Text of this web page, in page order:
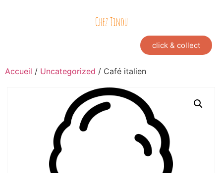
click & collect
Accueil / Uncategorized / Café italien